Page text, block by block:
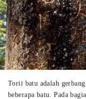
Torii batu adalah
beberapa batu. Pada